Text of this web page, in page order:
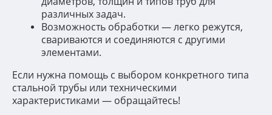
различных задач.
Возможность обработки — легко режутся,
свариваются и соединяются с другими
элементами.
Если нужна помощь с выбором конкретного типа
стальной трубы или техническими
характеристиками — обращайтесь!